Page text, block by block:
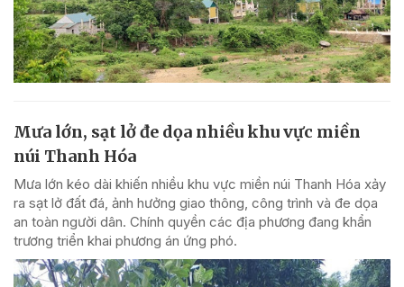
Mưa lớn, sạt lở đe dọa nhiều khu vực miền
núi Thanh Hóa
Mưa lớn kéo dài khiến nhiều khu vực miền núi Thanh Hóa xảy
ra sạt lở đất đá, ảnh hưởng giao thông, công trình và đe dọa
an toàn người dân. Chính quyền các địa phương đang khẩn
trương triển khai phương án ứng phó.